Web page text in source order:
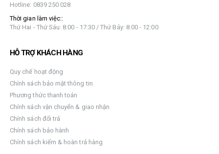
Hotline: 0839 250 028
Thời gian làm việc::
Thứ Hai - Thứ Sáu: 8:00 - 17:30 / Thứ Bảy: 8:00 - 12:00
HỖ TRỢ KHÁCH HÀNG
Quy chế hoạt động
Chính sách bảo mật thông tin
Phương thức thanh toán
Chính sách vận chuyển & giao nhận
Chính sách đổi trả
Chính sách bảo hành
Chính sách kiểm & hoàn trả hàng